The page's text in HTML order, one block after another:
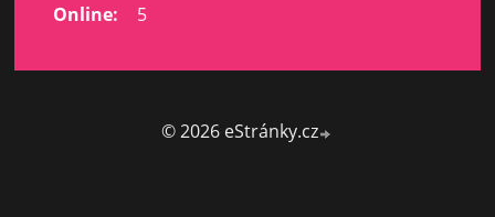
Online: 5
© 2026 eStránky.cz